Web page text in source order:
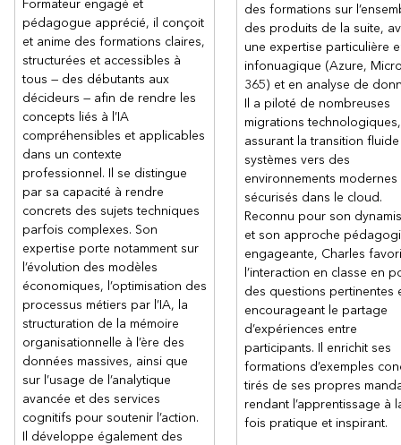
Formateur engagé et
pédagogue apprécié, il conçoit
et anime des formations claires,
structurées et accessibles à
tous — des débutants aux
décideurs — afin de rendre les
concepts liés à l’IA
compréhensibles et applicables
dans un contexte
professionnel. Il se distingue
par sa capacité à rendre
concrets des sujets techniques
parfois complexes. Son
expertise porte notamment sur
l’évolution des modèles
économiques, l’optimisation des
processus métiers par l’IA, la
structuration de la mémoire
organisationnelle à l’ère des
données massives, ainsi que
sur l’usage de l’analytique
avancée et des services
cognitifs pour soutenir l’action.
Il développe également des
des formations sur
des produits de la suite,
une expertise particulière
infonuagique (Azure,
365) et en analyse de
Il a piloté de nombreuses
migrations technologiques,
assurant la transition
systèmes vers des
environnements modernes
sécurisés dans le cloud.
Reconnu pour son
et son approche
engageante, Charles
l’interaction en classe en
des questions pertinentes
encourageant le partage
d’expériences entre
participants. Il enrichit ses
formations d’exemples
tirés de ses propres
rendant l’apprentissage à
fois pratique et inspirant.